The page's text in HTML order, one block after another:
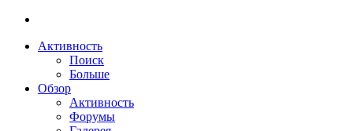
Активность
Поиск
Больше
Обзор
Активность
Форумы